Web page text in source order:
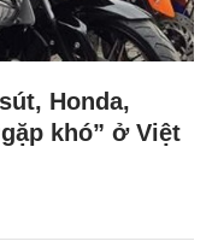
Honda,
khó” ở Việt